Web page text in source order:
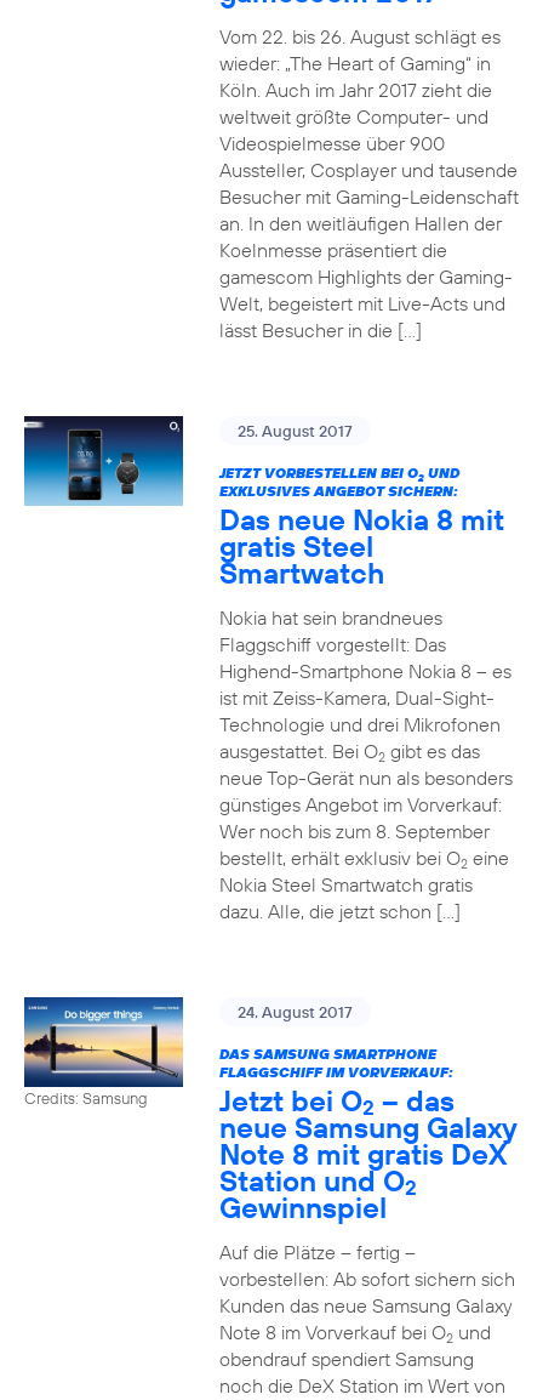
Vom 22. bis 26. August schlägt es
wieder: „The Heart of Gaming“ in
Köln. Auch im Jahr 2017 zieht die
weltweit größte Computer- und
Videospielmesse über 900
Aussteller, Cosplayer und tausende
Besucher mit Gaming-Leidenschaft
an. In den weitläufigen Hallen der
Koelnmesse präsentiert die
gamescom Highlights der Gaming-
Welt, begeistert mit Live-Acts und
lässt Besucher in die […]
25. August 2017
JETZT VORBESTELLEN BEI O2UND
EXKLUSIVES ANGEBOT SICHERN:
Das neue Nokia 8 mit
gratis Steel
Smartwatch
Nokia hat sein brandneues
Flaggschiff vorgestellt: Das
Highend-Smartphone Nokia 8 – es
ist mit Zeiss-Kamera, Dual-Sight-
Technologie und drei Mikrofonen
ausgestattet. Bei O2gibt es das
neue Top-Gerät nun als besonders
günstiges Angebot im Vorverkauf:
Wer noch bis zum 8. September
bestellt, erhält exklusiv bei O2eine
Nokia Steel Smartwatch gratis
dazu. Alle, die jetzt schon […]
Credits: Samsung
24. August 2017
DAS SAMSUNG SMARTPHONE
FLAGGSCHIFF IM VORVERKAUF:
Jetzt bei O2 – das
neue Samsung Galaxy
Note 8 mit gratis DeX
Station und O2
Gewinnspiel
Auf die Plätze – fertig –
vorbestellen: Ab sofort sichern sich
Kunden das neue Samsung Galaxy
Note 8 im Vorverkauf bei O2und
obendrauf spendiert Samsung
noch die DeX Station im Wert von